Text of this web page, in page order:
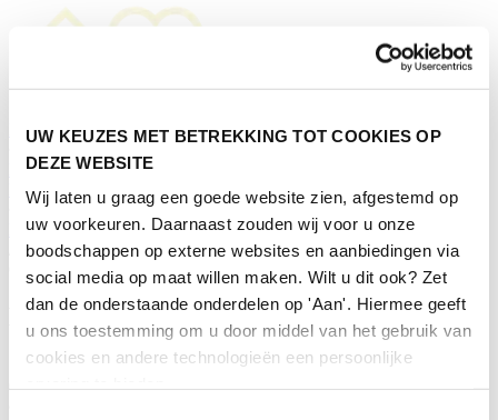
UW KEUZES MET BETREKKING TOT COOKIES OP
DEZE WEBSITE
Wij laten u graag een goede website zien, afgestemd op
uw voorkeuren. Daarnaast zouden wij voor u onze
boodschappen op externe websites en aanbiedingen via
social media op maat willen maken. Wilt u dit ook? Zet
dan de onderstaande onderdelen op 'Aan'. Hiermee geeft
u ons toestemming om u door middel van het gebruik van
cookies en andere technologieën een persoonlijke
Maandhoroscoop TarotleggingArtikelenDagelijkse gamesInfo
DeelnemenPersContact
Inschrijven nieuwsbrief
Home
Contact
Heb je een vraag aan De Huishoudbeurs?
Stel ze via Facebook of Instagram: ons customer care team is elke